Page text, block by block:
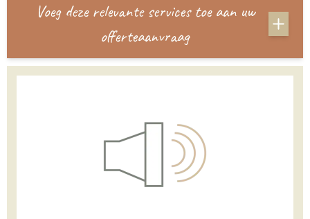
Voeg deze relevante services toe aan uw
offerteaanvraag